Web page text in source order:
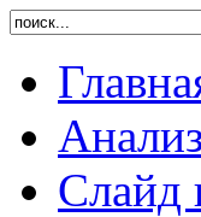
Слайд